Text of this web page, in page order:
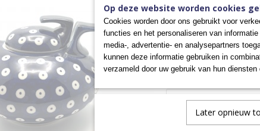
THEEPOT
€ 37,50
✓Op voorraad
Op deze website worden cookies
Cookies worden door ons gebruikt voor
functies en het personaliseren van
media-, advertentie- en analysepartners
kunnen deze informatie gebruiken in
verzameld door uw gebruik van hun
Later opnieuw